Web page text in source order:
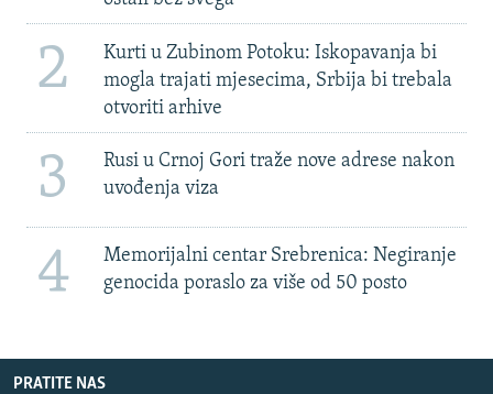
2
Kurti u Zubinom Potoku: Iskopavanja bi
mogla trajati mjesecima, Srbija bi trebala
otvoriti arhive
3
Rusi u Crnoj Gori traže nove adrese nakon
uvođenja viza
4
Memorijalni centar Srebrenica: Negiranje
genocida poraslo za više od 50 posto
PRATITE NAS